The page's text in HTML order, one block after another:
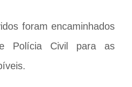
foram encaminhados
Polícia Civil para as